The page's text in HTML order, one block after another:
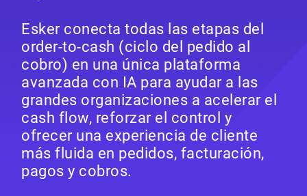
Esker conecta todas las etapas del
order‑to‑cash (ciclo del pedido al
cobro) en una única plataforma
avanzada con IA para ayudar a las
grandes organizaciones a acelerar el
cash flow, reforzar el control y
ofrecer una experiencia de cliente
más fluida en pedidos, facturación,
pagos y cobros.